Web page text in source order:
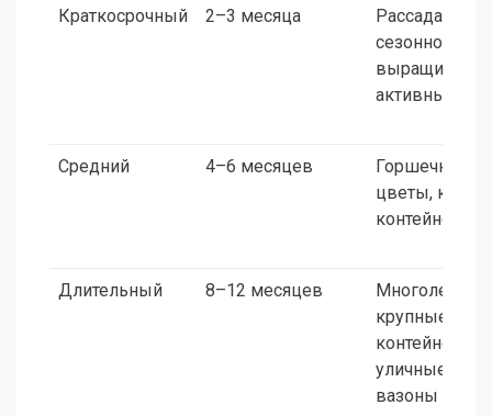
Краткосрочный 2–3 месяца
Рассада,
сезонное
активный
Средний 4–6 месяцев
Горшечные
цветы,
контейнеры
Длительный 8–12 месяцев
крупные
контейнеры,
уличные
вазоны